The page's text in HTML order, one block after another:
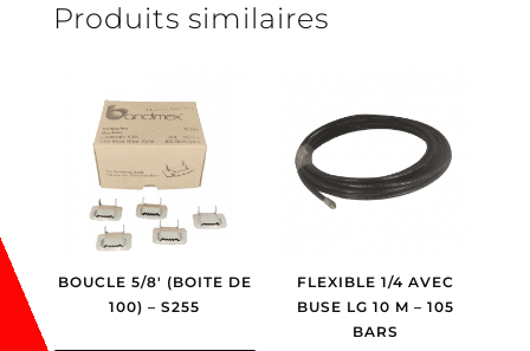
Produits similaires
BOUCLE 5/8′ (BOITE DE
100) – S255
FLEXIBLE 1/4 AVEC
BUSE LG 10 M – 105
BARS